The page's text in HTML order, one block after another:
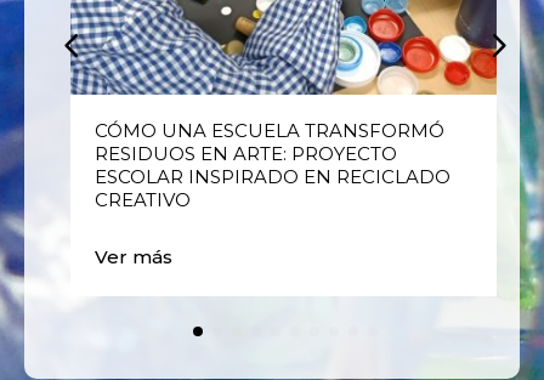
CÓMO UNA ESCUELA TRANSFORMÓ
RESIDUOS EN ARTE: PROYECTO
ESCOLAR INSPIRADO EN RECICLADO
CREATIVO
Ver más